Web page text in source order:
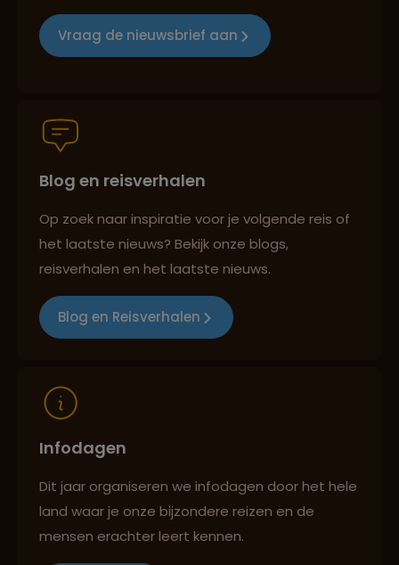
Reizen met oog voor mens, cultuur en milieu
Persoonlijk en deskundig reisadvies
Best beoordeelde reisroutes
Vraag de nieuwsbrief aan
Blog en reisverhalen
Op zoek naar inspiratie voor je volgende reis of
het laatste nieuws? Bekijk onze blogs,
reisverhalen en het laatste nieuws.
Blog en Reisverhalen
Infodagen
Dit jaar organiseren we infodagen door het hele
land waar je onze bijzondere reizen en de
mensen erachter leert kennen.